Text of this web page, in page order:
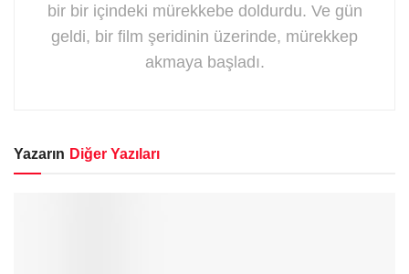
bir bir içindeki mürekkebe doldurdu. Ve gün
geldi, bir film şeridinin üzerinde, mürekkep
akmaya başladı.
Yazarın Diğer Yazıları